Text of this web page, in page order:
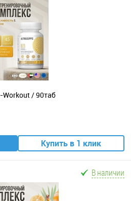
Workout / 90таб
Купить в 1 клик
В наличии